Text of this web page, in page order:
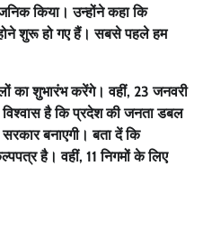
किया। उन्होंने कहा कि
शुरू हो गए हैं। सबसे पहले हम
का शुभारंभ करेंगे। वहीं, 23 जनवरी
है कि प्रदेश की जनता डबल
बनाएगी। बता दें कि
है। वहीं, 11 निगमों के लिए